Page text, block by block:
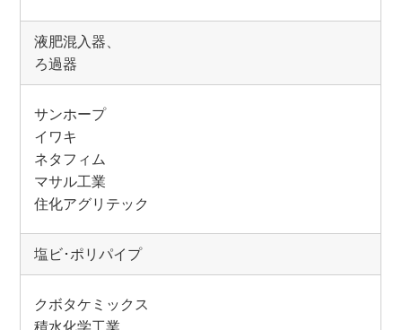
液肥混入器、
ろ過器
サンホープ
イワキ
ネタフィム
マサル工業
住化アグリテック
塩ビ･ポリパイプ
クボタケミックス
積水化学工業